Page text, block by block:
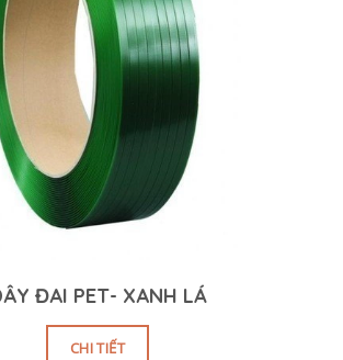
ĐAI PET- XANH LÁ
CHI TIẾT